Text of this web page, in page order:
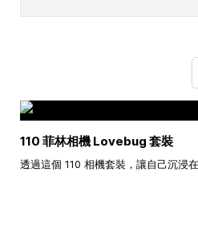
110 菲林相機 Lovebug 套裝
透過這個 110 相機套裝，讓自己沉浸